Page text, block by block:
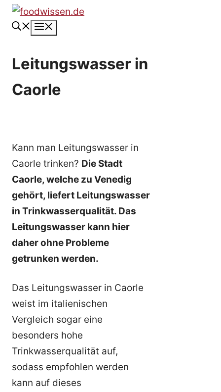
Zum
Inhalt
Leitungswasser in
Caorle
Kann man Leitungswasser in
Caorle trinken? Die Stadt
Caorle, welche zu Venedig
gehört, liefert Leitungswasser
in Trinkwasserqualität. Das
Leitungswasser kann hier
daher ohne Probleme
getrunken werden.
Das Leitungswasser in Caorle
weist im italienischen
Vergleich sogar eine
besonders hohe
Trinkwasserqualität auf,
sodass empfohlen werden
kann auf dieses